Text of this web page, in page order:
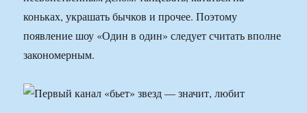
коньках, украшать бычков и прочее. Поэтому
появление шоу «Один в один» следует считать вполне
закономерным.